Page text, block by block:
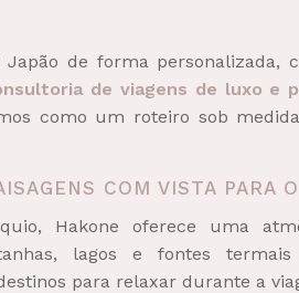
de forma personalizada,
de viagens de luxo e
como um roteiro sob
COM VISTA PARA
Hakone oferece uma
lagos e fontes
para relaxar durante a